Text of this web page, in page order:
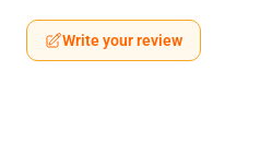
Write your review